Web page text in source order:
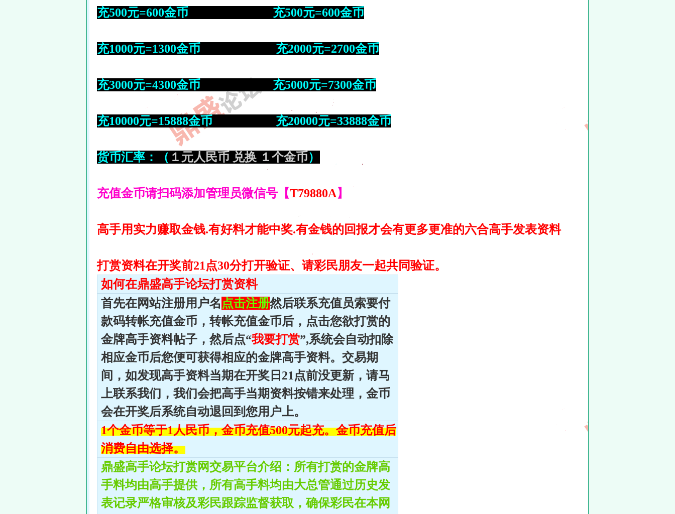
充500元=600金币 充500元=600金币
充1000元=1300金币 充2000元=2700金币
充3000元=4300金币 充5000元=7300金币
充10000元=15888金币 充20000元=33888金币
货币汇率：（ １元人民币 兑换 １个金币）
充值金币请扫码添加管理员微信号【T79880A】
高手用实力赚取金钱.有好料才能中奖.有金钱的回报才会有更多更准的六合高手发表资料
打赏资料在开奖前21点30分打开验证、请彩民朋友一起共同验证。
如何在鼎盛高手论坛打赏资料
首先在网站注册用户名 点击注册然后联系充值员索要付
款码转帐充值金币，转帐充值金币后，点击您欲打赏的
金牌高手资料帖子，然后点“我要打赏”,系统会自动扣除
相应金币后您便可获得相应的金牌高手资料。交易期
间，如发现高手资料当期在开奖日21点前没更新，请马
上联系我们，我们会把高手当期资料按错来处理，金币
会在开奖后系统自动退回到您用户上。
1个金币等于1人民币，金币充值500元起充。金币充值后
消费自由选择。
鼎盛高手论坛打赏网交易平台介绍：所有打赏的金牌高
手料均由高手提供，所有高手料均由大总管通过历史发
表记录严格审核及彩民跟踪监督获取，确保彩民在本网